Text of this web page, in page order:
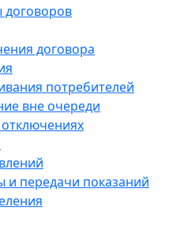
договора
потребителей
вне очереди
и передачи показаний